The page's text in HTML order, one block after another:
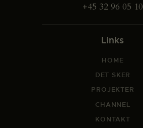
+45 32 96 05 10
Links
HOME
DET SKER
PROJEKTER
CHANNEL
KONTAKT